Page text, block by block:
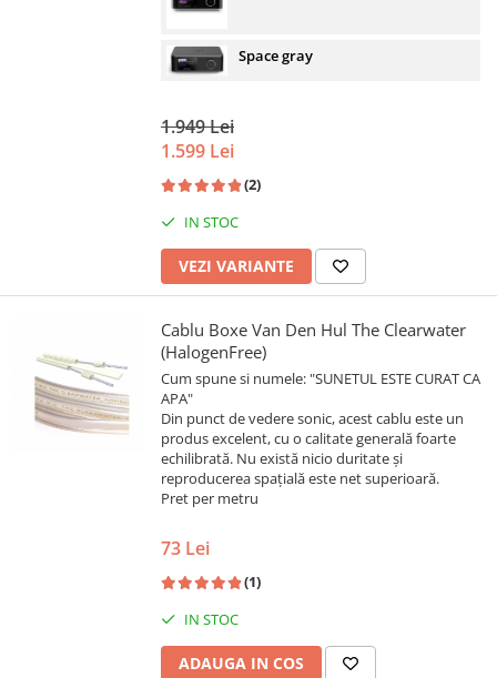
Space gray
1.949 Lei
1.599 Lei
(2)
IN STOC
VEZI VARIANTE
Cablu Boxe Van Den Hul The Clearwater
(HalogenFree)
Cum spune si numele: "SUNETUL ESTE CURAT CA
APA"
Din punct de vedere sonic, acest cablu este un
produs excelent, cu o calitate generală foarte
echilibrată. Nu există nicio duritate și
reproducerea spațială este net superioară.
Pret per metru
73 Lei
(1)
IN STOC
ADAUGA IN COS